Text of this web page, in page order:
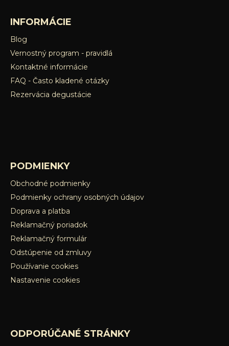
INFORMÁCIE
Blog
Vernostný program - pravidlá
Kontaktné informácie
FAQ - Často kladené otázky
Rezervácia degustácie
PODMIENKY
Obchodné podmienky
Podmienky ochrany osobných údajov
Doprava a platba
Reklamačný poriadok
Reklamačný formulár
Odstúpenie od zmluvy
Používanie cookies
Nastavenie cookies
ODPORÚČANÉ STRÁNKY